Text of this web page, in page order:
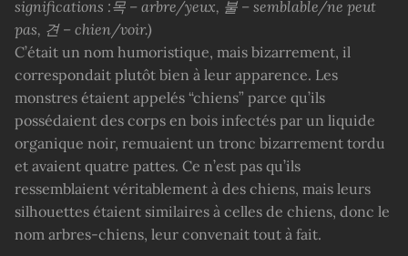
significations :목 – arbre/yeux, 불 – semblable/ne peut
pas, 견 – chien/voir.)
C’était un nom humoristique, mais bizarrement, il
correspondait plutôt bien à leur apparence. Les
monstres étaient appelés “chiens” parce qu’ils
possédaient des corps en bois infectés par un liquide
organique noir, remuaient un tronc bizarrement tordu
et avaient quatre pattes. Ce n’est pas qu’ils
ressemblaient véritablement à des chiens, mais leurs
silhouettes étaient similaires à celles de chiens, donc le
nom arbres-chiens, leur convenait tout à fait.